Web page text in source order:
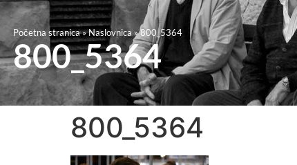
Početna stranica»Naslovnica »800_5364
800_5364
800_5364